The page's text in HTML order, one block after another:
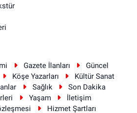
Gazete İlanları
Güncel
Köşe Yazarları
Kültür Sanat
Sağlık
Son Dakika
Yaşam
İletişim
Hizmet Şartları